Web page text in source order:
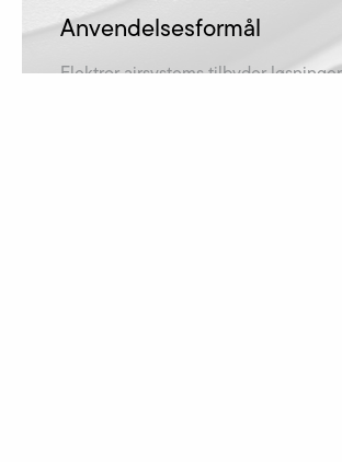
Anvendelsesformål
Elektror airsystems tilbyder